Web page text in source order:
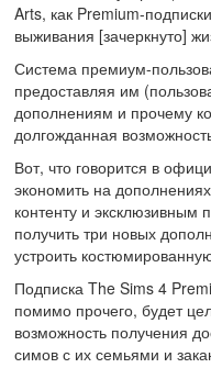
Arts, как Premium-
выживания [зачеркнуто]
Система премиум-
предоставляя им
дополнениям и прочему
долгожданная
Вот, что говорится в
экономить на
контенту и
получить три новых
устроить
Подписка The Sims 4
помимо прочего, будет
возможность получения
симов с их семьями и